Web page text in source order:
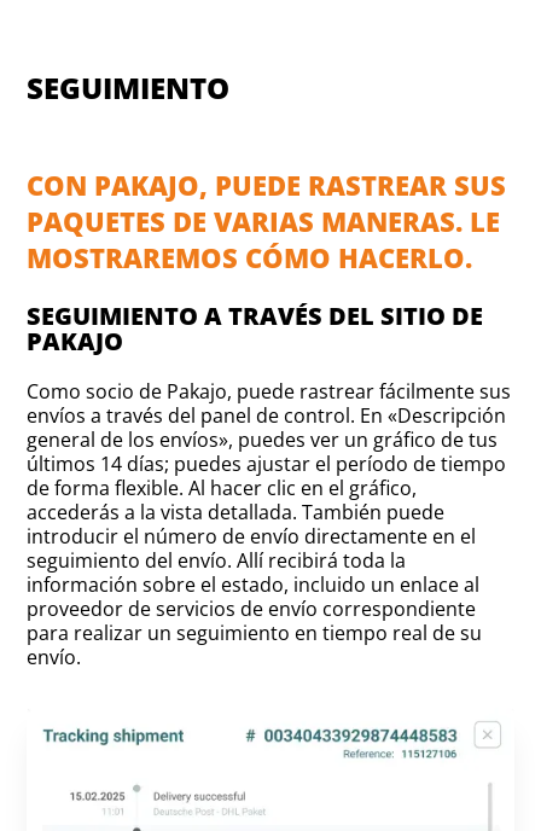
SEGUIMIENTO
CON PAKAJO, PUEDE RASTREAR SUS
PAQUETES DE VARIAS MANERAS. LE
MOSTRAREMOS CÓMO HACERLO.
SEGUIMIENTO A TRAVÉS DEL SITIO DE
PAKAJO
Como socio de Pakajo, puede rastrear fácilmente sus
envíos a través del panel de control. En «Descripción
general de los envíos», puedes ver un gráfico de tus
últimos 14 días; puedes ajustar el período de tiempo
de forma flexible. Al hacer clic en el gráfico,
accederás a la vista detallada. También puede
introducir el número de envío directamente en el
seguimiento del envío. Allí recibirá toda la
información sobre el estado, incluido un enlace al
proveedor de servicios de envío correspondiente
para realizar un seguimiento en tiempo real de su
envío.